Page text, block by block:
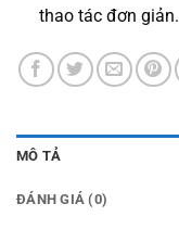
thao tác đơn giản.
MÔ TẢ
ĐÁNH GIÁ (0)